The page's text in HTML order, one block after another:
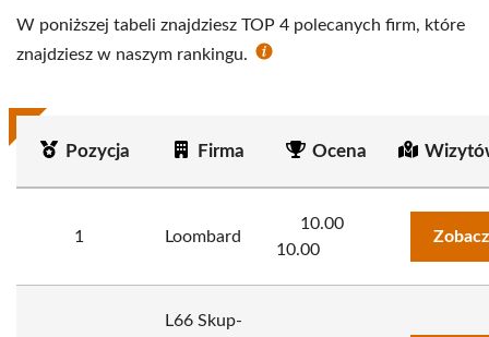
W poniższej tabeli znajdziesz TOP 4 polecanych firm, które
znajdziesz w naszym rankingu.
Pozycja Firma Ocena
1 Loombard
10.00
10.00
L66 Skup-